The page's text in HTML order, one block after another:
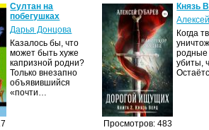
Султан на
побегушках
Дарья Донцова
Казалось бы, что
может быть хуже
капризной родни?
Только внезапно
объявившийся
«почти…
Просмотров: 483
Князь
Когда
родные
убиты,